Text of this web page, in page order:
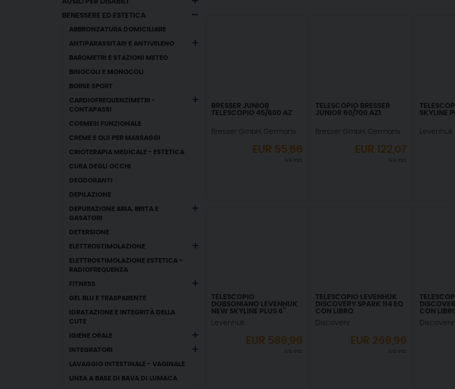
AUSILI PER DISABILI
BENESSERE ED ESTETICA
ABBRONZATURA DOMICILIARE
ANTIPARASSITARI E ANTIVELENO
BAROMETRI E STAZIONI METEO
BINOCOLI E MONOCOLI
BORSE SPORT
CARDIOFREQUENZIMETRI -
CONTAPASSI
COSMESI FUNZIONALE
CREME E OLII PER MASSAGGI
CRIOTERAPIA MEDICALE - ESTETICA
CURA DEGLI OCCHI
DEODORANTI
DEPILAZIONE
DEPURAZIONE ARIA, BRITA E
GASATORI
DETERSIONE
ELETTROSTIMOLAZIONE
ELETTROSTIMOLAZIONE ESTETICA -
RADIOFREQUENZA
FITNESS
GEL BLU E TRASPARENTE
IDRATAZIONE E INTEGRITÀ DELLA
CUTE
IGIENE ORALE
INTEGRATORI
LAVAGGIO INTESTINALE - VAGINALE
LINEA A BASE DI BAVA DI LUMACA
BRESSER JUNIOR
TELESCOPIO 45/600 AZ
Bresser GmbH, Germany
EUR 55,66
IVA incl.
TELESCOPIO BRESSER
JUNIOR 60/700 AZ1
Bresser GmbH, Germany
EUR122,07
IVA incl.
SKYLINE
Levenhuk
TELESCOPIO
DOBSONIANO LEVENHUK
NEW SKYLINE PLUS 6”
(150/1200)
Levenhuk
EUR 589,96
IVA incl.
TELESCOPIO LEVENHUK
DISCOVERY SPARK 114 EQ
CON LIBRO
Discovery
EUR 269,96
IVA incl.
CON
Discovery